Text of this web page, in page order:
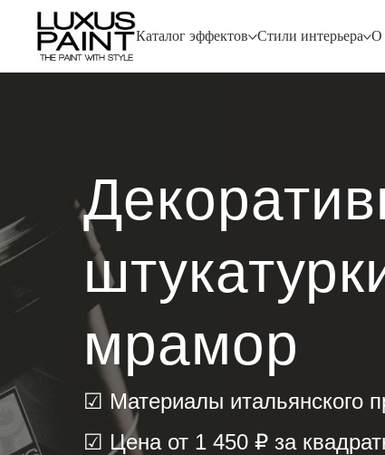
Каталог эффектов Стили интерьера О
мрамор
☑ Материалы итальянского
☑ Цена от 1 450 ₽ за